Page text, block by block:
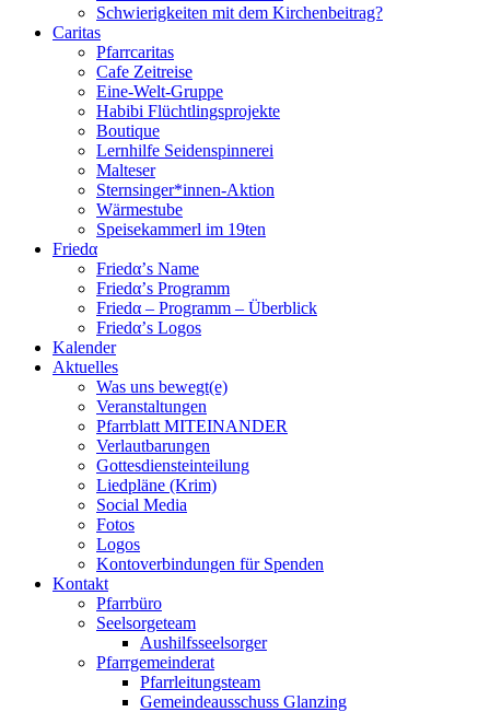
Schwierigkeiten mit dem Kirchenbeitrag?
Caritas
Pfarrcaritas
Cafe Zeitreise
Eine-Welt-Gruppe
Habibi Flüchtlingsprojekte
Boutique
Lernhilfe Seidenspinnerei
Malteser
Sternsinger*innen-Aktion
Wärmestube
Speisekammerl im 19ten
Friedα
Friedα’s Name
Friedα’s Programm
Friedα – Programm – Überblick
Friedα’s Logos
Kalender
Aktuelles
Was uns bewegt(e)
Veranstaltungen
Pfarrblatt MITEINANDER
Verlautbarungen
Gottesdiensteinteilung
Liedpläne (Krim)
Social Media
Fotos
Logos
Kontoverbindungen für Spenden
Kontakt
Pfarrbüro
Seelsorgeteam
Aushilfsseelsorger
Pfarrgemeinderat
Pfarrleitungsteam
Gemeindeausschuss Glanzing